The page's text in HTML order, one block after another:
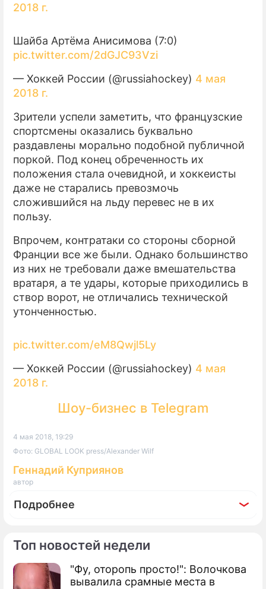
Топ новостей недели
"Фу, оторопь просто!": Волочкова
вывалила срамные места в
2018 г.
Шайба Артёма Анисимова (7:0)
pic.twitter.com/2dGJC93Vzi
— Хоккей России (@russiahockey) 4 мая
2018 г.
Зрители успели заметить, что французские
спортсмены оказались буквально
раздавлены морально подобной публичной
поркой. Под конец обреченность их
положения стала очевидной, и хоккеисты
даже не старались превозмочь
сложившийся на льду перевес не в их
пользу.
Впрочем, контратаки со стороны сборной
Франции все же были. Однако большинство
из них не требовали даже вмешательства
вратаря, а те удары, которые приходились в
створ ворот, не отличались технической
утонченностью.
pic.twitter.com/eM8Qwjl5Ly
— Хоккей России (@russiahockey) 4 мая
2018 г.
Шоу-бизнес в Telegram
4 мая 2018, 19:29
Фото: GLOBAL LOOK press/Alexander Wilf
Геннадий Куприянов
автор
Подробнее
По теме